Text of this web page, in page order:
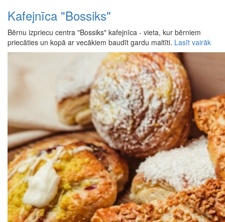
Kafejnīca "Bossiks"
Bērnu izpriecu centra "Bossiks" kafejnīca - vieta, kur bērniem
priecāties un kopā ar vecākiem baudīt gardu maltīti. Lasīt vairāk